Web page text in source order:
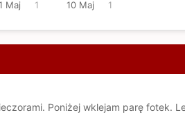
Maj 1 10 Maj 1
Poniżej wklejam parę fotek.